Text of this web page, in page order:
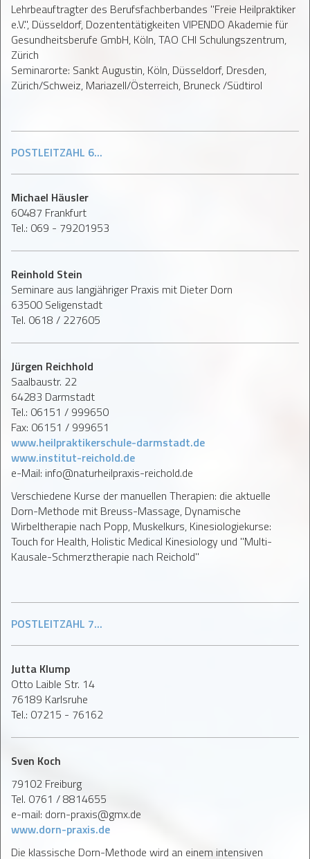
Lehrbeauftragter des Berufsfachberbandes "Freie Heilpraktiker
e.V.", Düsseldorf, Dozententätigkeiten VIPENDO Akademie für
Gesundheitsberufe GmbH, Köln, TAO CHI Schulungszentrum,
Zürich
Seminarorte: Sankt Augustin, Köln, Düsseldorf, Dresden,
Zürich/Schweiz, Mariazell/Österreich, Bruneck /Südtirol
POSTLEITZAHL 6...
Michael Häusler
60487 Frankfurt
Tel.: 069 - 79201953
Reinhold Stein
Seminare aus langjähriger Praxis mit Dieter Dorn
63500 Seligenstadt
Tel. 0618 / 227605
Jürgen Reichhold
Saalbaustr. 22
64283 Darmstadt
Tel.: 06151 / 999650
Fax: 06151 / 999651
www.heilpraktikerschule-darmstadt.de
www.institut-reichold.de
e-Mail: info@naturheilpraxis-reichold.de
Verschiedene Kurse der manuellen Therapien: die aktuelle
Dorn-Methode mit Breuss-Massage, Dynamische
Wirbeltherapie nach Popp, Muskelkurs, Kinesiologiekurse:
Touch for Health, Holistic Medical Kinesiology und "Multi-
Kausale-Schmerztherapie nach Reichold"
POSTLEITZAHL 7...
Jutta Klump
Otto Laible Str. 14
76189 Karlsruhe
Tel.: 07215 - 76162
Sven Koch
79102 Freiburg
Tel. 0761 / 8814655
e-mail: dorn-praxis@gmx.de
www.dorn-praxis.de
Die klassische Dorn-Methode wird an einem intensiven